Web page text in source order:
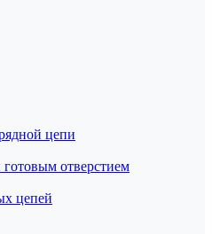
цепи
отверстием
цепей